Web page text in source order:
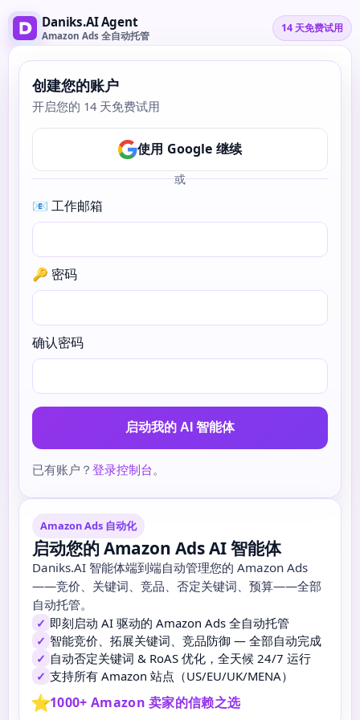
Daniks.AI Agent
Amazon Ads 全自动托管
14 天免费试用
Amazon Ads 自动化
启动您的 Amazon Ads AI 智能体
Daniks.AI 智能体端到端自动管理您的 Amazon Ads
——竞价、关键词、竞品、否定关键词、预算——全部
自动托管。
✓ 即刻启动 AI 驱动的 Amazon Ads 全自动托管
✓ 智能竞价、拓展关键词、竞品防御 — 全部自动完成
✓ 自动否定关键词 & RoAS 优化，全天候 24/7 运行
✓ 支持所有 Amazon 站点（US/EU/UK/MENA）
⭐1000+ Amazon 卖家的信赖之选
创建您的账户
开启您的 14 天免费试用
使用 Google 继续
或
📧 工作邮箱
🔑 密码
确认密码
启动我的 AI 智能体
已有账户？ 登录控制台。